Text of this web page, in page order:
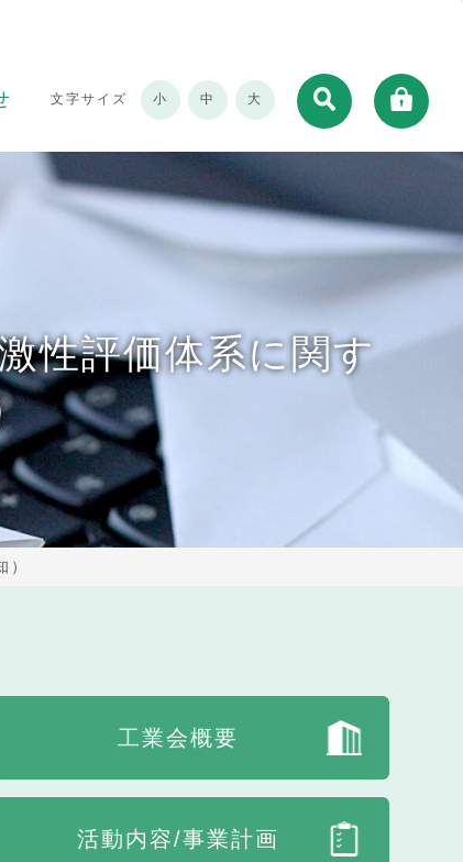
文字サイズ 小 中 大
性評価体系に関す
工業会概要
活動内容/事業計画